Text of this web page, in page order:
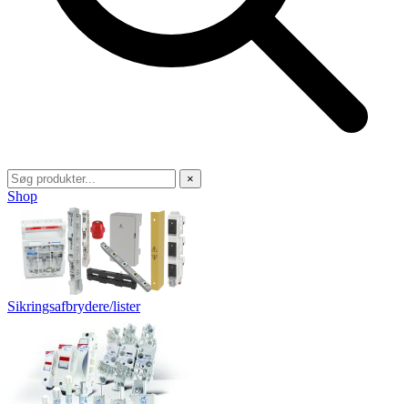
×
Shop
Sikringsafbrydere/lister